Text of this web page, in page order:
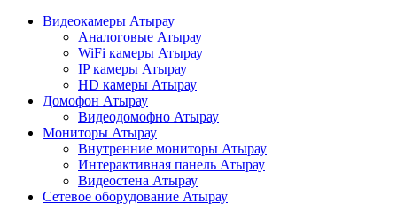
Видеокамеры Атырау
Аналоговые Атырау
WiFi камеры Атырау
IP камеры Атырау
HD камеры Атырау
Домофон Атырау
Видеодомофно Атырау
Мониторы Атырау
Внутренние мониторы Атырау
Интерактивная панель Атырау
Видеостена Атырау
Сетевое оборудование Атырау